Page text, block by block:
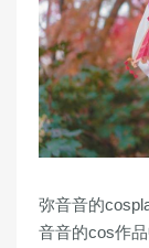
弥音音的
音音的cos作